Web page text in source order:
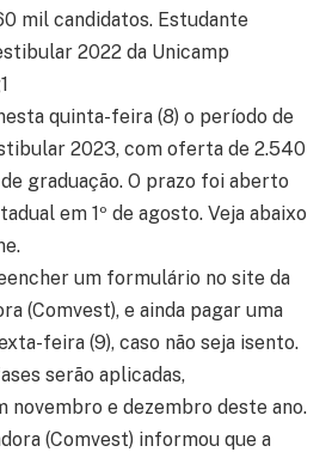
mil candidatos. Estudante
2022 da Unicamp
quinta-feira (8) o período de
2023, com oferta de 2.540
graduação. O prazo foi aberto
em 1º de agosto. Veja abaixo
um formulário no site da
(Comvest), e ainda pagar uma
feira (9), caso não seja isento.
serão aplicadas,
novembro e dezembro deste ano.
(Comvest) informou que a